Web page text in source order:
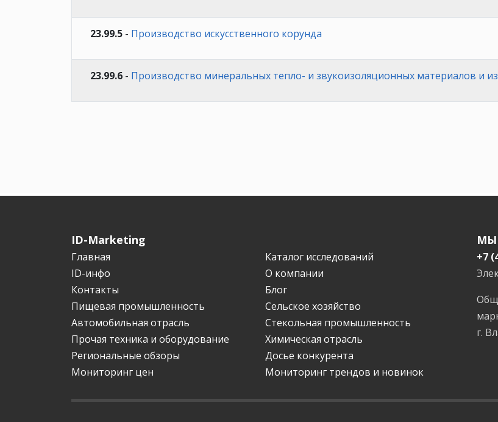
23.99.5 - Производство искусственного корунда
23.99.6 - Производство минеральных тепло- и звукоизоляционных материалов и
ID-Marketing
Главная
Каталог исследований
ID-инфо
О компании
Контакты
Блог
Пищевая промышленность
Сельское хозяйство
Автомобильная отрасль
Стекольная промышленность
Прочая техника и оборудование
Химическая отрасль
Региональные обзоры
Досье конкурента
Мониторинг цен
Мониторинг трендов и новинок
МЫ
+7
г.